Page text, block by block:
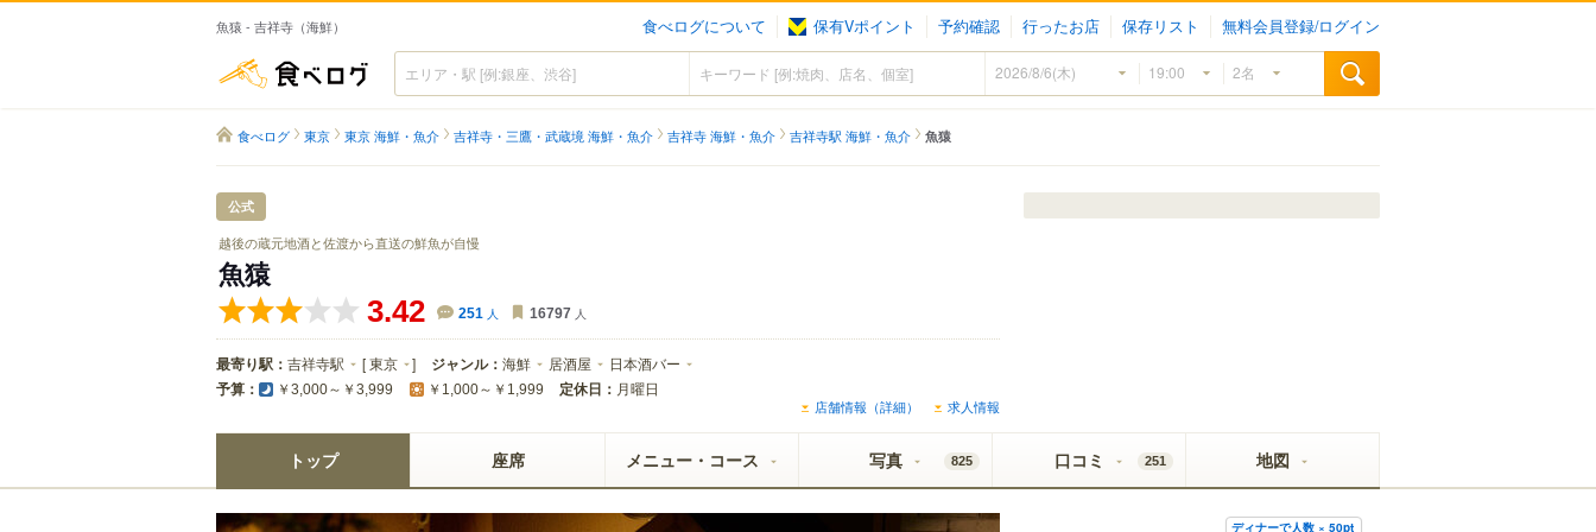
魚猿 - 吉祥寺（海鮮） 食べログについて 保有Vポイント 予約確認 行ったお店 保存リスト 無料会員登録/ログイン
食べログ
食べログ 東京 東京 海鮮・魚介 吉祥寺・三鷹・武蔵境 海鮮・魚介 吉祥寺 海鮮・魚介 吉祥寺駅 海鮮・魚介 魚猿
公式
越後の蔵元地酒と佐渡から直送の鮮魚が自慢
魚猿
3.42 251 人 16797 人
最寄り駅： 吉祥寺駅 [東京 ] ジャンル： 海鮮 居酒屋 日本酒バー
予算： ￥3,000～￥3,999 ￥1,000～￥1,999 定休日： 月曜日
店舗情報（詳細） 求人情報
トップ 座席 メニュー・コース 写真 825 口コミ 251 地図
ディナーで人数 × 50pt